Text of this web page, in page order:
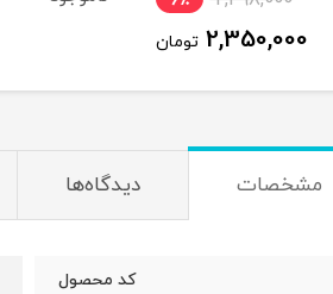
2,350,000 تومان
مشخصات دیدگاه‌ها
کد محصول